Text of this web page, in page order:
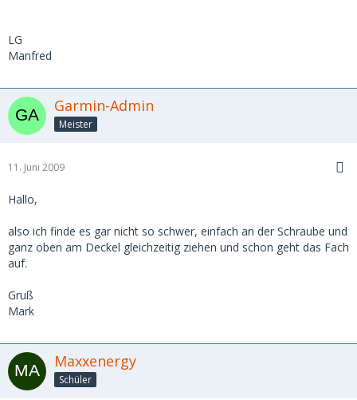
LG
Manfred
Garmin-Admin
Meister
11. Juni 2009
Hallo,
also ich finde es gar nicht so schwer, einfach an der Schraube und
ganz oben am Deckel gleichzeitig ziehen und schon geht das Fach
auf.
Gruß
Mark
Maxxenergy
Schüler